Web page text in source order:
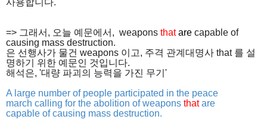
=> 그래서, 오늘 예문에서, weapons thatare capable of
causing mass destruction.
은 선행사가 물건 weapons 이고, 주격 관계대명사 that 를 설
명하기 위한 예문인 것입니다.
해석은, '대량 파괴의 능력을 가진 무기'
A large number of people participated in the peace
march calling for the abolition of weapons thatare
capable of causing mass destruction.